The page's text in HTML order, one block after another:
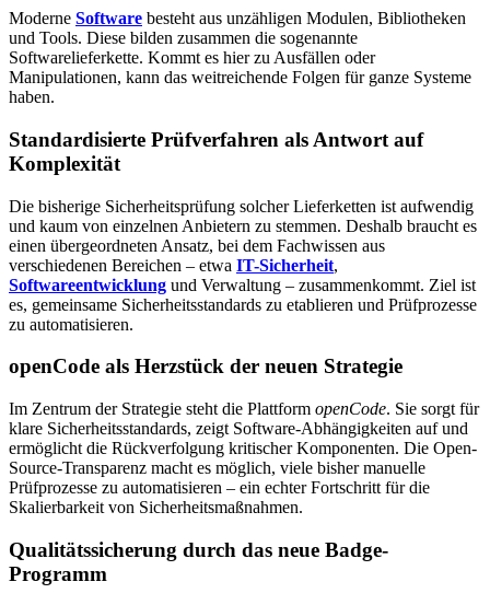
Moderne Software besteht aus unzähligen Modulen, Bibliotheken
und Tools. Diese bilden zusammen die sogenannte
Softwarelieferkette. Kommt es hier zu Ausfällen oder
Manipulationen, kann das weitreichende Folgen für ganze Systeme
haben.
Standardisierte Prüfverfahren als Antwort auf
Komplexität
Die bisherige Sicherheitsprüfung solcher Lieferketten ist aufwendig
und kaum von einzelnen Anbietern zu stemmen. Deshalb braucht es
einen übergeordneten Ansatz, bei dem Fachwissen aus
verschiedenen Bereichen – etwa IT-Sicherheit,
Softwareentwicklung und Verwaltung – zusammenkommt. Ziel ist
es, gemeinsame Sicherheitsstandards zu etablieren und Prüfprozesse
zu automatisieren.
openCode als Herzstück der neuen Strategie
Im Zentrum der Strategie steht die Plattform openCode. Sie sorgt für
klare Sicherheitsstandards, zeigt Software-Abhängigkeiten auf und
ermöglicht die Rückverfolgung kritischer Komponenten. Die Open-
Source-Transparenz macht es möglich, viele bisher manuelle
Prüfprozesse zu automatisieren – ein echter Fortschritt für die
Skalierbarkeit von Sicherheitsmaßnahmen.
Qualitätssicherung durch das neue Badge-
Programm